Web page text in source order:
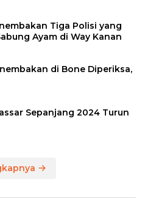
Tiga Polisi yang
Ayam di Way Kanan
di Bone Diperiksa,
Sepanjang 2024 Turun